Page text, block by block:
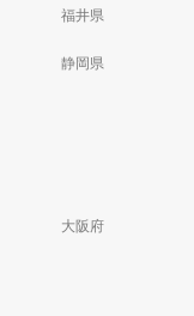
福井県
静岡県
大阪府